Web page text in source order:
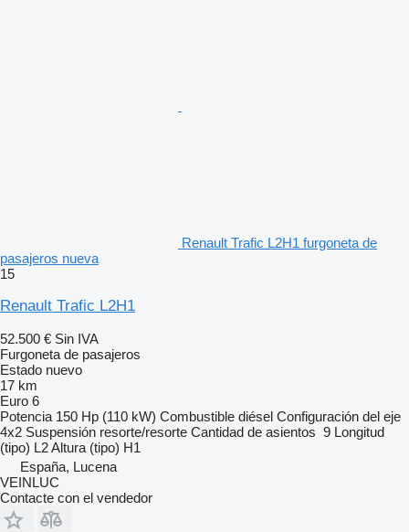
Renault Trafic L2H1 furgoneta de
pasajeros nueva
15
Renault Trafic L2H1
52.500 € Sin IVA
Furgoneta de pasajeros
Estado nuevo
17 km
Euro 6
Potencia 150 Hp (110 kW) Combustible diésel Configuración del eje
4x2 Suspensión resorte/resorte Cantidad de asientos 9 Longitud
(tipo) L2Altura (tipo) H1
España, Lucena
VEINLUC
Contacte con el vendedor